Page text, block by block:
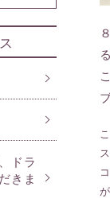
ドラ
きま